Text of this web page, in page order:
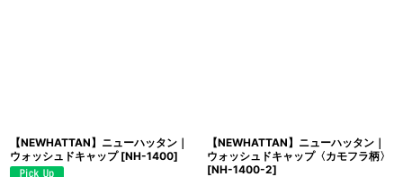
【NEWHATTAN】ニューハッタン｜
ウォッシュドキャップ [NH-1400]
【NEWHATTAN】ニューハッタン｜
ウォッシュドキャップ〈カモフラ柄〉
[NH-1400-2]